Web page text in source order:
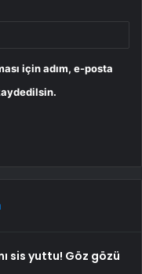
için adım, e-posta
sis yuttu! Göz gözü